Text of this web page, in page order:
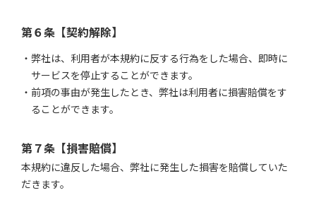
第６条【契約解除】
弊社は、利用者が本規約に反する行為をした場合、即時に
サービスを停止することができます。
前項の事由が発生したとき、弊社は利用者に損害賠償をす
ることができます。
第７条【損害賠償】
本規約に違反した場合、弊社に発生した損害を賠償していた
だきます。